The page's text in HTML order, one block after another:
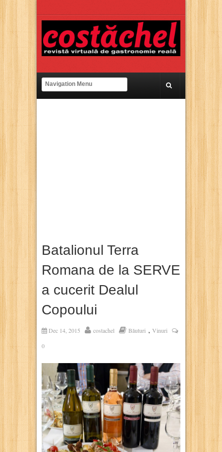
Batalionul Terra
Romana de la SERVE
a cucerit Dealul
Copoului
Dec 14, 2015 costachel Băuturi , Vinuri
0